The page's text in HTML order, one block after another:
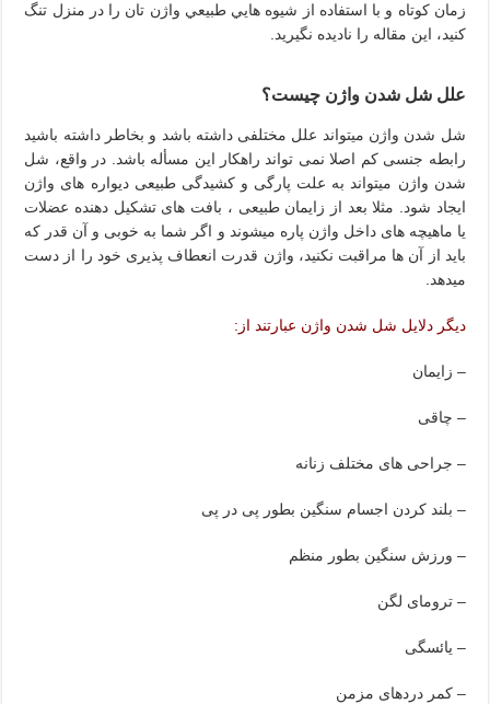
زمان کوتاه و با استفاده از شیوه هایي طبيعي واژن تان را در منزل تنگ
کنید، این مقاله را نادیده نگیرید.
علل شل شدن واژن چیست؟
شل شدن واژن میتواند علل مختلفی داشته باشد و بخاطر داشته باشید
رابطه جنسی کم اصلا نمی تواند راهکار این مسأله باشد. در واقع، شل
شدن واژن میتواند به علت پارگی و کشیدگی طبيعی دیواره های واژن
ایجاد شود. مثلا بعد از زایمان طبیعی ، بافت های تشکیل دهنده عضلات
یا ماهیچه های داخل واژن پاره میشوند و اگر شما به خوبی و آن قدر که
باید از آن ها مراقبت نکنید، واژن قدرت انعطاف پذیری خود را از دست
ميدهد.
ديگر دلایل شل شدن واژن عبارتند از:
– زایمان
– چاقی
– جراحی های مختلف زنانه
– بلند کردن اجسام سنگین بطور پی در پی
– ورزش سنگین بطور منظم
– ترومای لگن
– یائسگی
– کمر دردهای مزمن